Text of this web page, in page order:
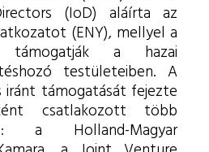
(IoD) aláírta az
(ENY), mellyel a
támogatják a hazai
testületeiben. A
iránt támogatását fejezte
csatlakozott több
a Holland-Magyar